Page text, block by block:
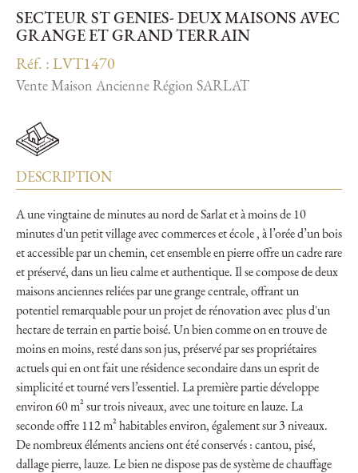
SECTEUR ST GENIES- DEUX MAISONS AVEC
GRANGE ET GRAND TERRAIN
Réf. : LVT1470
Vente Maison Ancienne Région SARLAT
DESCRIPTION
A une vingtaine de minutes au nord de Sarlat et à moins de 10
minutes d'un petit village avec commerces et école , à l’orée d’un bois
et accessible par un chemin, cet ensemble en pierre offre un cadre rare
et préservé, dans un lieu calme et authentique. Il se compose de deux
maisons anciennes reliées par une grange centrale, offrant un
potentiel remarquable pour un projet de rénovation avec plus d'un
hectare de terrain en partie boisé. Un bien comme on en trouve de
moins en moins, resté dans son jus, préservé par ses propriétaires
actuels qui en ont fait une résidence secondaire dans un esprit de
simplicité et tourné vers l’essentiel. La première partie développe
environ 60 m² sur trois niveaux, avec une toiture en lauze. La
seconde offre 112 m² habitables environ, également sur 3 niveaux.
De nombreux éléments anciens ont été conservés : cantou, pisé,
dallage pierre, lauze. Le bien ne dispose pas de système de chauffage